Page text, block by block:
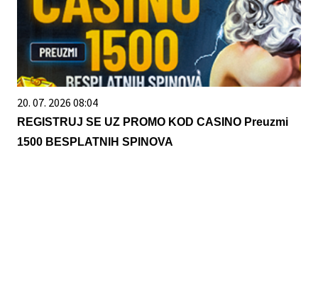
20. 07. 2026 08:04
REGISTRUJ SE UZ PROMO KOD CASINO Preuzmi
1500 BESPLATNIH SPINOVA